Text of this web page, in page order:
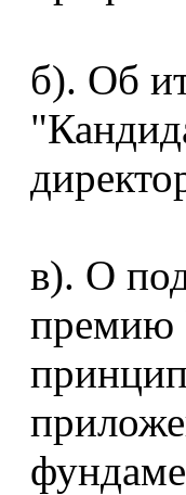
б). Об
в). О
премию